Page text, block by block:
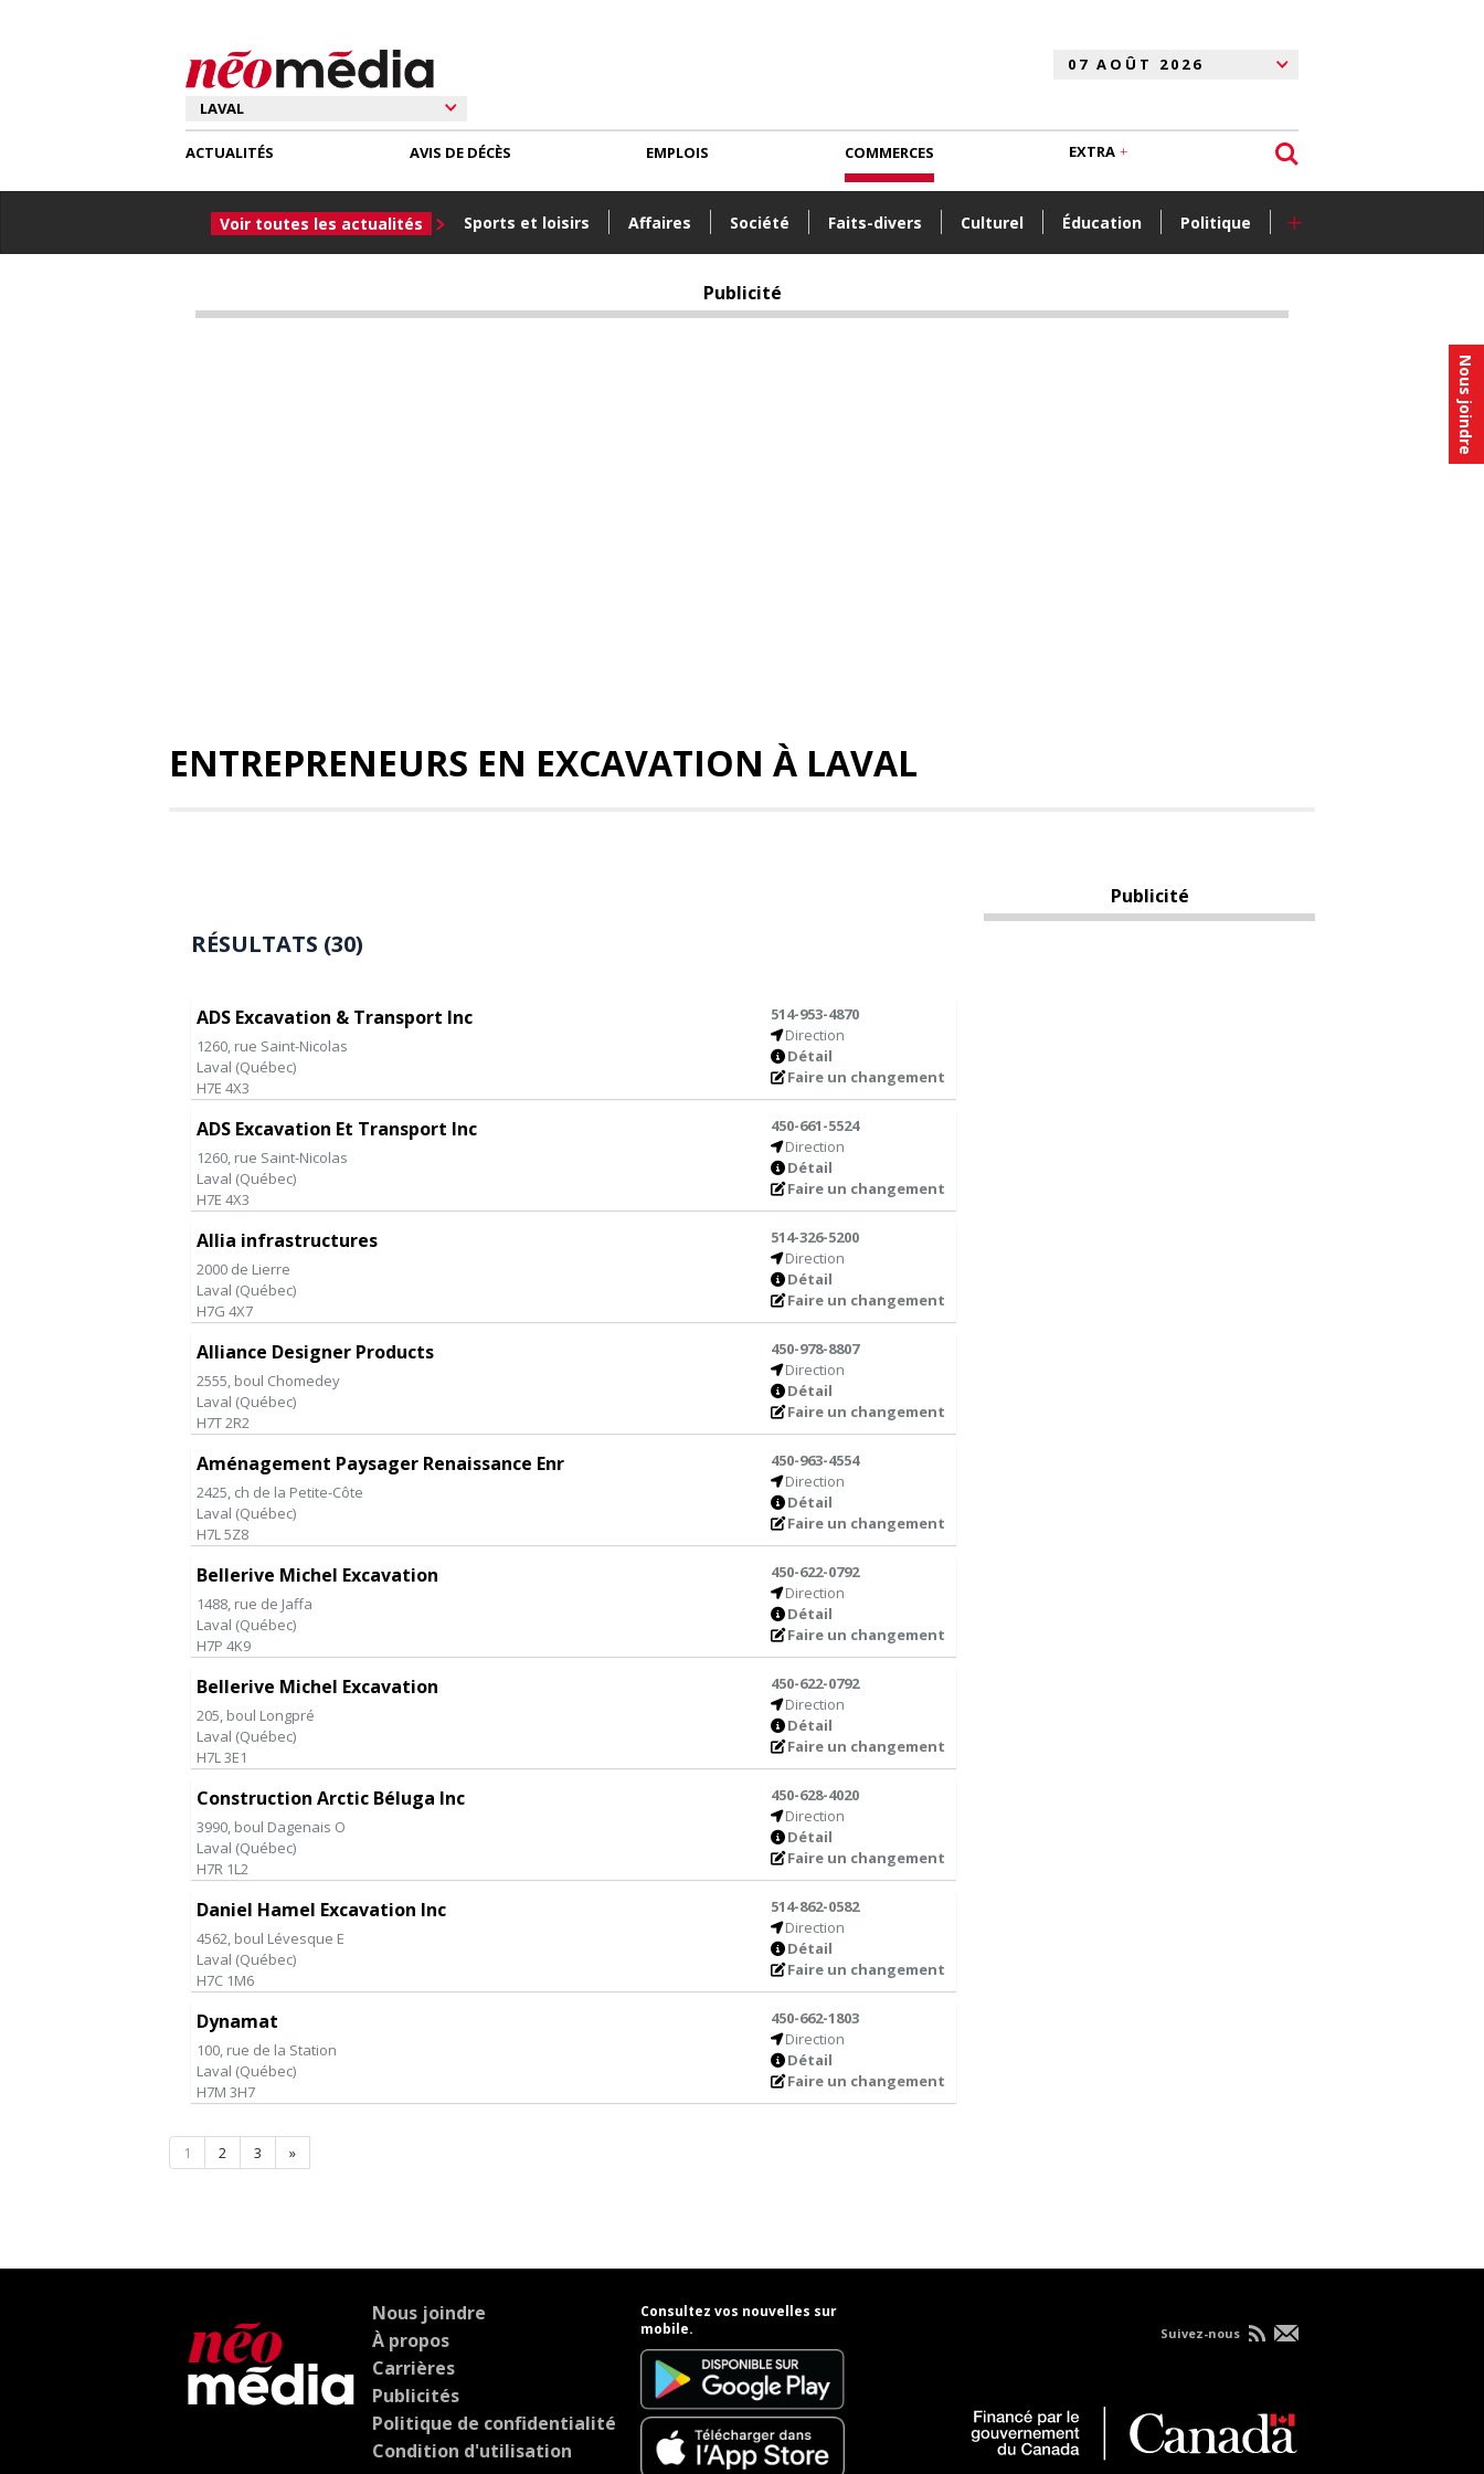
Nous joindre
ACTUALITÉS
Voir toutes les actualités Sports et loisirs Affaires Société Faits-divers Culturel Éducation Politique +
AVIS DE DÉCÈS EMPLOIS COMMERCES EXTRA
Publicité
ENTREPRENEURS EN EXCAVATION À LAVAL
RÉSULTATS (30)
ADS Excavation & Transport Inc
1260, rue Saint-Nicolas
Laval (Québec)
H7E 4X3
514-953-4870
Direction
Détail
Faire un changement
ADS Excavation Et Transport Inc
1260, rue Saint-Nicolas
Laval (Québec)
H7E 4X3
450-661-5524
Direction
Détail
Faire un changement
Allia infrastructures
2000 de Lierre
Laval (Québec)
H7G 4X7
514-326-5200
Direction
Détail
Faire un changement
Alliance Designer Products
2555, boul Chomedey
Laval (Québec)
H7T 2R2
450-978-8807
Direction
Détail
Faire un changement
Aménagement Paysager Renaissance Enr
2425, ch de la Petite-Côte
Laval (Québec)
H7L 5Z8
450-963-4554
Direction
Détail
Faire un changement
Bellerive Michel Excavation
1488, rue de Jaffa
Laval (Québec)
H7P 4K9
450-622-0792
Direction
Détail
Faire un changement
Bellerive Michel Excavation
205, boul Longpré
Laval (Québec)
H7L 3E1
450-622-0792
Direction
Détail
Faire un changement
Construction Arctic Béluga Inc
3990, boul Dagenais O
Laval (Québec)
H7R 1L2
450-628-4020
Direction
Détail
Faire un changement
Daniel Hamel Excavation Inc
4562, boul Lévesque E
Laval (Québec)
H7C 1M6
514-862-0582
Direction
Détail
Faire un changement
Dynamat
100, rue de la Station
Laval (Québec)
H7M 3H7
450-662-1803
Direction
Détail
Faire un changement
1 2 3 »
Publicité
Nous joindre
À propos
Carrières
Publicités
Politique de confidentialité
Condition d'utilisation
Consultez vos nouvelles sur
mobile.
Suivez-nous